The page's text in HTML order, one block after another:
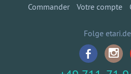
Commander Votre compte
Folge